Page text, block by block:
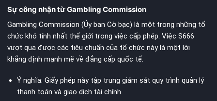
Sự công nhận từ Gambling Commission
Gambling Commission (Ủy ban Cờ bạc) là một trong những tổ
chức khó tính nhất thế giới trong việc cấp phép. Việc S666
vượt qua được các tiêu chuẩn của tổ chức này là một lời
khẳng định mạnh mẽ về đẳng cấp quốc tế.
Ý nghĩa: Giấy phép này tập trung giám sát quy trình quản lý
thanh toán và giao dịch tài chính.